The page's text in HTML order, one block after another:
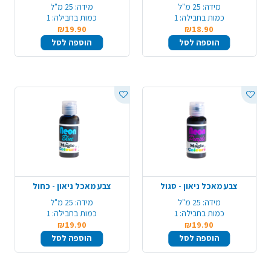
מידה: 25 מ"ל
כמות בחבילה: 1
₪18.90
הוספה לסל
מידה: 25 מ"ל
כמות בחבילה: 1
₪19.90
הוספה לסל
צבע מאכל ניאון - סגול
מידה: 25 מ"ל
כמות בחבילה: 1
₪19.90
הוספה לסל
צבע מאכל ניאון - כחול
מידה: 25 מ"ל
כמות בחבילה: 1
₪19.90
הוספה לסל